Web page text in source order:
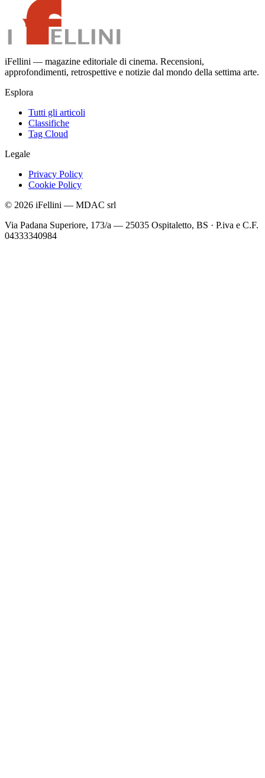
iFellini — magazine editoriale di cinema. Recensioni,
approfondimenti, retrospettive e notizie dal mondo della settima arte.
Esplora
Tutti gli articoli
Classifiche
Tag Cloud
Legale
Privacy Policy
Cookie Policy
© 2026 iFellini — MDAC srl
Via Padana Superiore, 173/a — 25035 Ospitaletto, BS · P.iva e C.F.
04333340984